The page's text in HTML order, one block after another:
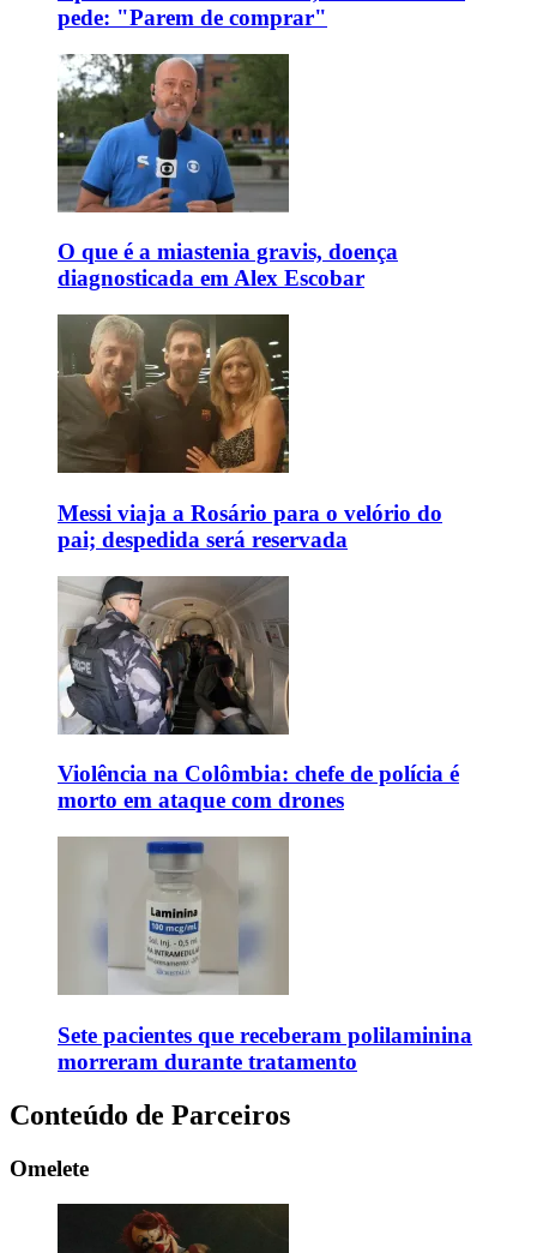
pede: "Parem de comprar"
O que é a miastenia gravis, doença
diagnosticada em Alex Escobar
Messi viaja a Rosário para o velório do
pai; despedida será reservada
Violência na Colômbia: chefe de polícia é
morto em ataque com drones
Sete pacientes que receberam polilaminina
morreram durante tratamento
Conteúdo de Parceiros
Omelete